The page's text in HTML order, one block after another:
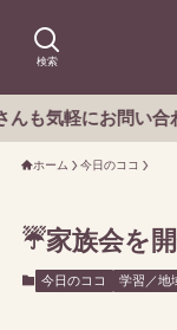
検索
お問い合わせく
ホーム 今日のココ
☔家族会を
今日のココ 学習／地